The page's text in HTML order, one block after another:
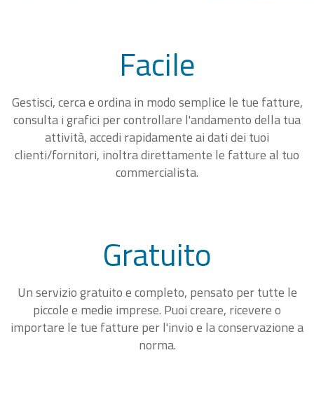
Facile
Gestisci, cerca e ordina in modo semplice le tue fatture,
consulta i grafici per controllare l'andamento della tua
attività, accedi rapidamente ai dati dei tuoi
clienti/fornitori, inoltra direttamente le fatture al tuo
commercialista.
Gratuito
Un servizio gratuito e completo, pensato per tutte le
piccole e medie imprese. Puoi creare, ricevere o
importare le tue fatture per l'invio e la conservazione a
norma.